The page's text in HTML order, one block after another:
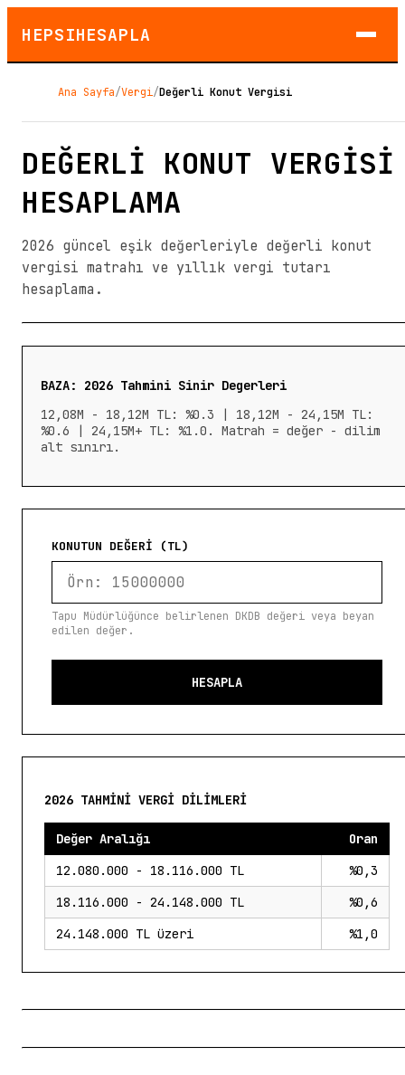
HEPSIHESAPLA
Ana Sayfa/Vergi/Değerli Konut Vergisi
DEĞERLI KONUT VERGISI
HESAPLAMA
2026 güncel eşik değerleriyle değerli konut
vergisi matrahı ve yıllık vergi tutarı
hesaplama.
BAZA: 2026 Tahmini Sinir Degerleri
12,08M - 18,12M TL: %0.3 | 18,12M - 24,15M TL:
%0.6 | 24,15M+ TL: %1.0. Matrah = değer - dilim
alt sınırı.
KONUTUN DEĞERI (TL)
Tapu Müdürlüğünce belirlenen DKDB değeri veya beyan
edilen değer.
HESAPLA
2026 TAHMINI VERGI DILIMLERI
Değer Aralığı
Oran
12.080.000 - 18.116.000 TL
%0,3
18.116.000 - 24.148.000 TL
%0,6
24.148.000 TL üzeri
%1,0